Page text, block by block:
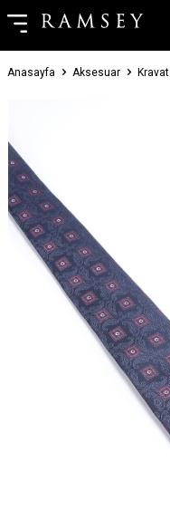
Anasayfa Aksesuar Kravat